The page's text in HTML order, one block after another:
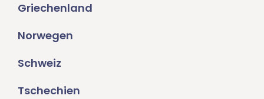
Griechenland
Norwegen
Schweiz
Tschechien